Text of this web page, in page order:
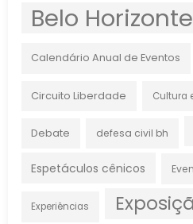
Belo Horizonte
Calendário Anual de Eventos
Circuito Liberdade Cultura
Debate defesa civil bh
Espetáculos cênicos
Experiências